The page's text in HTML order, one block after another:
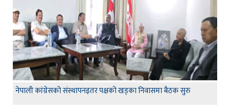
नेपाली कांग्रेसको संस्थापनइतर पक्षको खड्का निवासमा बैठक सुरु